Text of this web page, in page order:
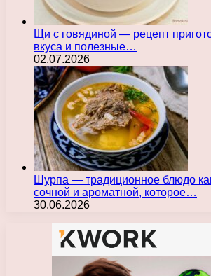
Щи с говядиной — рецепт
вкуса и полезные…
02.07.2026
Шурпа — традиционное блюдо
сочной и ароматной, которое…
30.06.2026